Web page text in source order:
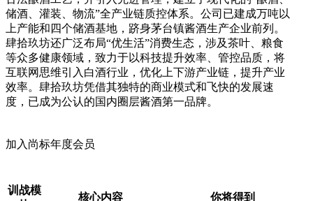
储酒、灌装、物流”全产业链质控体系。公司已建成万吨以
上产能和四个储酒基地，跻身茅台镇酱酒生产企业前列。
肆拾玖坊还广泛布局“优生活”消费生态，涉及茶叶、粮食
等众多健康领域，致力于以科技提升效率、管控品质，将
互联网思维引入白酒行业，优化上下游产业链，提升产业
效率。肆拾玖坊凭借其独特的商业模式和飞快的发展速
度，已成为公认的国内圈层酱酒第一品牌。‌
加入尚标年度会员
训战模
核心内容 你将得到